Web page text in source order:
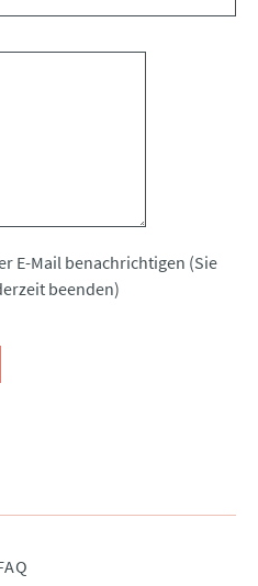
E-Mail benachrichtigen (Sie
beenden)